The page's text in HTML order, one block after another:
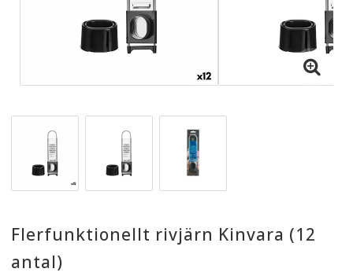
Flerfunktionellt rivjärn Kinvara (12
antal)